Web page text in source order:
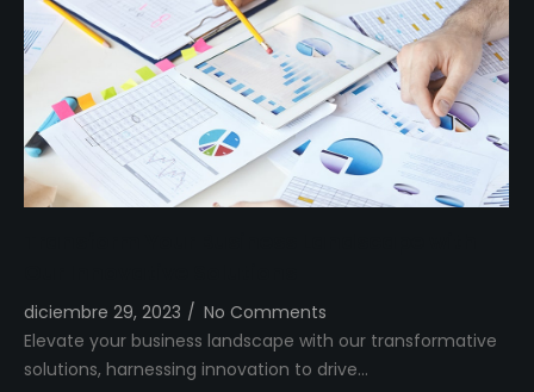
diciembre 29, 2023 / No Comments
Elevate your business landscape with our transformative
solutions, harnessing innovation to drive…